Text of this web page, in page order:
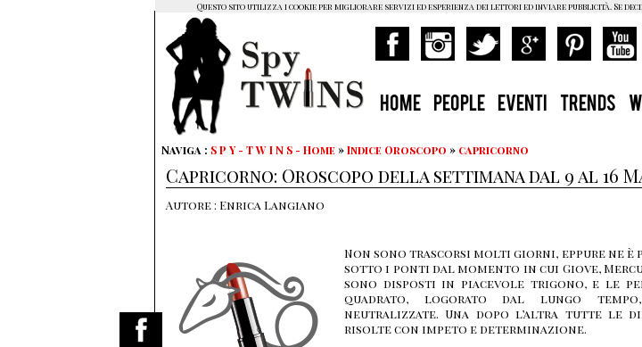
HOME PEOPLE EVENTI TRENDS
Naviga : S P Y - T W I N S - Home »Indice Oroscopo » capricorno
Capricorno: Oroscopo della settimana dal 9 al 16
Autore : Enrica Langiano
Non sono trascorsi molti giorni, eppure ne è
sotto i ponti dal momento in cui Giove,
sono disposti in piacevole trigono, e le
quadrato, logorato dal lungo
neutralizzate. Una dopo l’altra tutte le
risolte con impeto e determinazione.
Questo sito utilizza i cookie per migliorare servizi ed esperienza dei lettori ed inviare pubblicità. Se